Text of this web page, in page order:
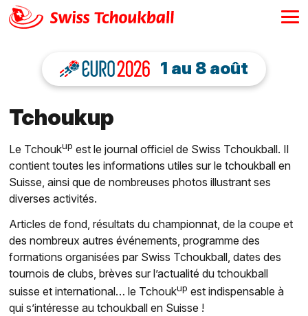
1 au 8 août
Tchoukup
Le Tchoukup est le journal officiel de Swiss Tchoukball. Il
contient toutes les informations utiles sur le tchoukball en
Suisse, ainsi que de nombreuses photos illustrant ses
diverses activités.
Articles de fond, résultats du championnat, de la coupe et
des nombreux autres événements, programme des
formations organisées par Swiss Tchoukball, dates des
tournois de clubs, brèves sur l’actualité du tchoukball
suisse et international… le Tchoukup est indispensable à
qui s’intéresse au tchoukball en Suisse !